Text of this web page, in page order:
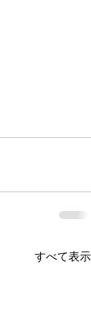
すべて表示